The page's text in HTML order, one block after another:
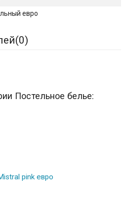
евро
0)
Постельное белье:
pink евро